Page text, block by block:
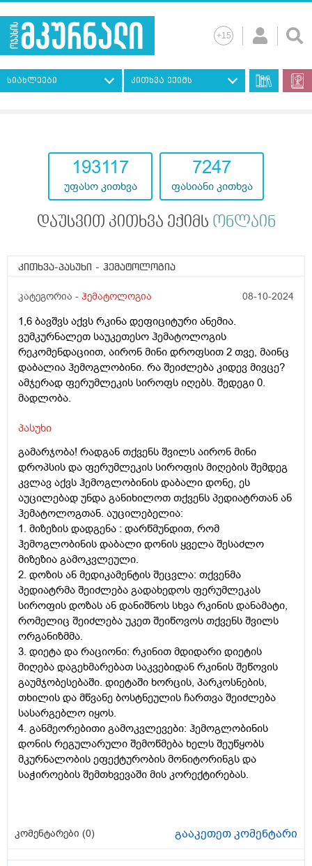
სიახლეები კითხვა ექიმს
193117
უფასო კითხვა
7247
ფასიანი კითხვა
დაუსვით კითხვა ექიმს ონლაინ
კითხვა-პასუხი - ჰემატოლოგია
კატეგორია - ჰემატოლოგია 08-10-2024
1,6 ბავშვს აქვს რკინა დეფიციტური ანემია.
ვუმკურნალეთ საუკეთესო ჰემატოლოგის
რეკომენდაციით, აირონ მინი დროფსით 2 თვე, მაინც
დაბალია ჰემოგლობინი. რა შეიძლება კიდევ მივცე?
ამჯერად ფერუმლეკის სიროფს იღებს. შედეგი 0.
მადლობა.
პასუხი
გამარჯობა! რადგან თქვენს შვილს აირონ მინი
დროპსის და ფერუმლეკის სიროფის მიღების შემდეგ
კვლავ აქვს ჰემოგლობინის დაბალი დონე, ეს
აუცილებად უნდა განიხილოთ თქვენს პედიატრთან ან
ჰემატოლოგთან. აუცილებელია:
1. მიზეზის დადგენა : დარწმუნდით, რომ
ჰემოგლობინის დაბალი დონის ყველა შესაძლო
მიზეზია გამოკვლეული.
2. დოზის ან მედიკამენტის შეცვლა: თქვენმა
პედიატრმა შეიძლება გადახედოს ფერუმლეკას
სიროფის დოზას ან დანიშნოს სხვა რკინის დანამატი,
რომელიც შეიძლება უკეთ შეიწოვოს თქვენს შვილს
ორგანიზმმა.
3. დიეტა და რაციონი: რკინით მდიდარი დიეტის
მიღება დაგეხმარებათ საკვებიდან რკინის შეწოვის
გაუმჯობესებაში. დიეტაში ხორცის, პარკოსნების,
თხილის და მწვანე ბოსტნეულის ჩართვა შეიძლება
სასარგებლო იყოს.
4. განმეორებითი გამოკვლევები: ჰემოგლობინის
დონის რეგულარული შემოწმება ხელს შეუწყობს
მკურნალობის ეფექტურობის მონიტორინგს და
საჭიროების შემთხვევაში მის კორექტირებას.
კომენტარები (0) გააკეთეთ კომენტარი